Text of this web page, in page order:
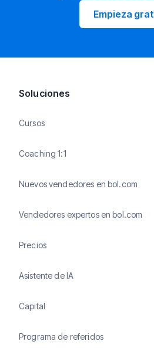
Empieza
Soluciones
Cursos
Coaching 1:1
Nuevos vendedores en bol.com
Vendedores expertos en bol.com
Precios
Asistente de IA
Capital
Programa de referidos